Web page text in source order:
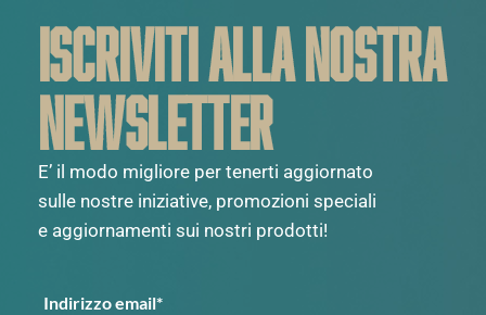
ISCRIVITI ALLA NOSTRA
NEWSLETTER
E’ il modo migliore per tenerti aggiornato
sulle nostre iniziative, promozioni speciali
e aggiornamenti sui nostri prodotti!
Indirizzo email*